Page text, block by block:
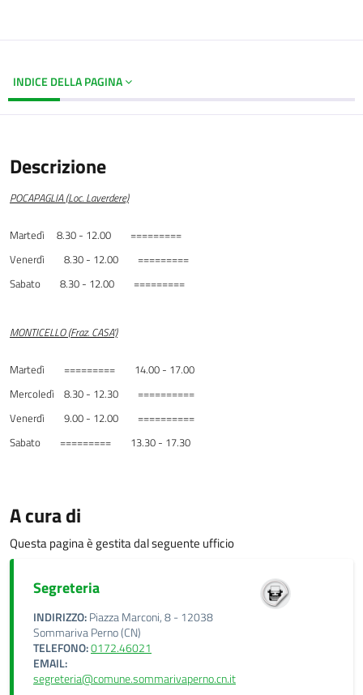
INDICE DELLA PAGINA
Descrizione
POCAPAGLIA (Loc. Laverdere)
Martedì 8.30 - 12.00 =========
Venerdì 8.30 - 12.00 =========
Sabato 8.30 - 12.00 =========
MONTICELLO (Fraz. CASA')
Martedì ========= 14.00 - 17.00
Mercoledì 8.30 - 12.30 ==========
Venerdì 9.00 - 12.00 ==========
Sabato ========= 13.30 - 17.30
A cura di
Questa pagina è gestita dal seguente ufficio
Segreteria
INDIRIZZO:Piazza Marconi, 8 - 12038
Sommariva Perno (CN)
TELEFONO:0172.46021
EMAIL:
segreteria@comune.sommarivaperno.cn.it